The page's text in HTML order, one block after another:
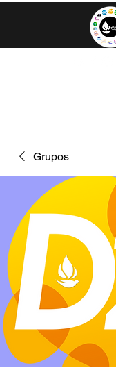
Grupos